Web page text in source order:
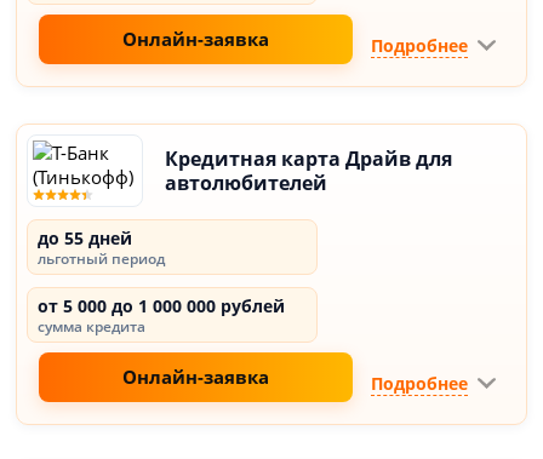
Онлайн-заявка Подробнее
Кредитная карта Драйв для
автолюбителей
до 55 дней
льготный период
от 5 000 до 1 000 000 рублей
сумма кредита
Онлайн-заявка Подробнее